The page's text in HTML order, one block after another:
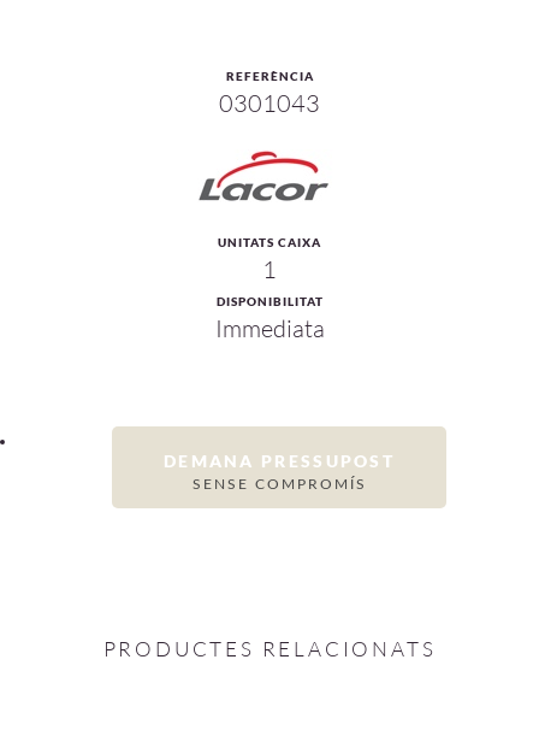
REFERÈNCIA
0301043
UNITATS CAIXA
1
DISPONIBILITAT
Immediata
DEMANA PRESSUPOST
SENSE COMPROMÍS
PRODUCTES RELACIONATS